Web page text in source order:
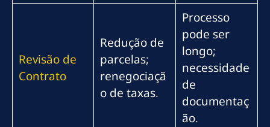
Revisão de
Contrato
Redução de
parcelas;
renegociaçã
o de taxas.
Processo
pode ser
longo;
necessidade
de
documentaç
ão.